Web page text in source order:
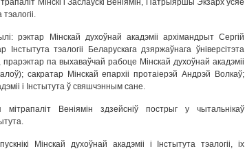
Мінскі і Заслаўскі Веніямін, Патрыяршы Экзарх усяе
рэктар Мінскай духоўнай акадэміі архімандрыт Сергій
тэалогіі Беларускага дзяржаўнага ўніверсітэта
прарэктар па выхаваўчай рабоце Мінскай духоўнай акадэміі
сакратар Мінскай епархіі протаіерэй Андрэй Волкаў;
і Інстытута ў свяшчэнным сане.
Веніямін здзейсніў пострыг у чытальнікаў
Мінскай духоўнай акадэміі і Інстытута тэалогіі, іх